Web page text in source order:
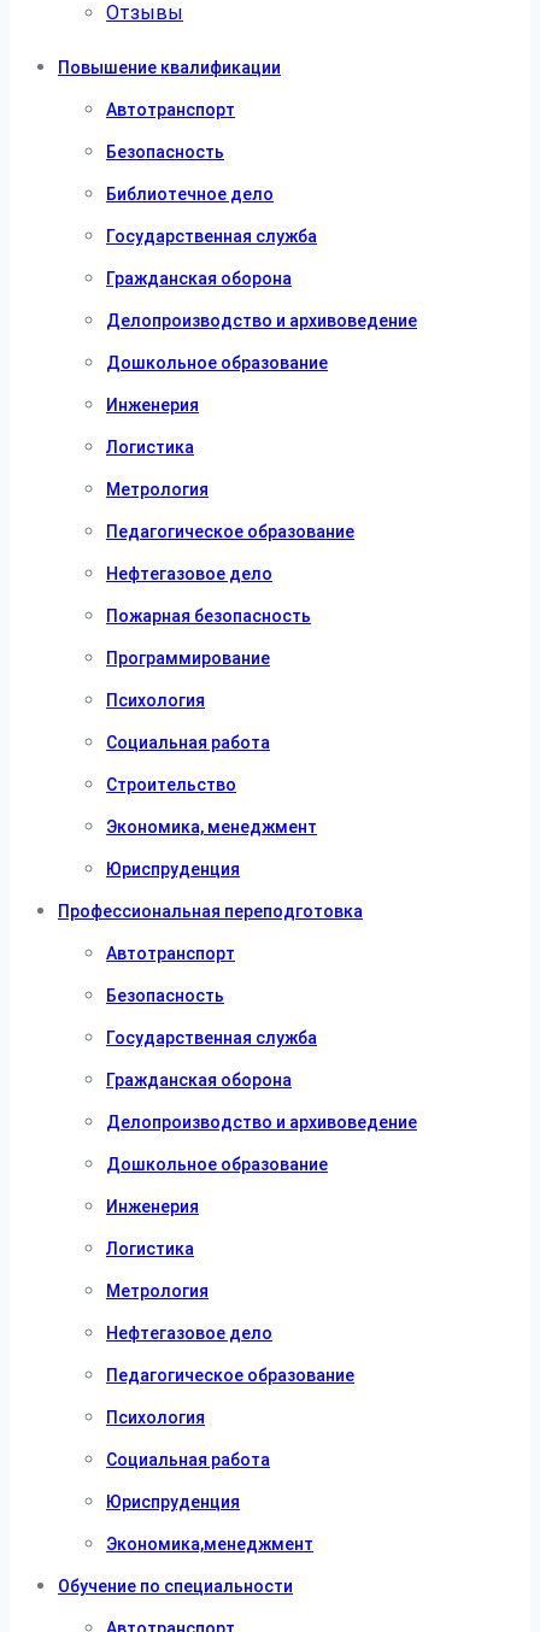
Отзывы
Повышение квалификации
Автотранспорт
Безопасность
Библиотечное дело
Государственная служба
Гражданская оборона
Делопроизводство и архивоведение
Дошкольное образование
Инженерия
Логистика
Метрология
Педагогическое образование
Нефтегазовое дело
Пожарная безопасность
Программирование
Психология
Социальная работа
Строительство
Экономика, менеджмент
Юриспруденция
Профессиональная переподготовка
Автотранспорт
Безопасность
Государственная служба
Гражданская оборона
Делопроизводство и архивоведение
Дошкольное образование
Инженерия
Логистика
Метрология
Нефтегазовое дело
Педагогическое образование
Психология
Социальная работа
Юриспруденция
Экономика,менеджмент
Обучение по специальности